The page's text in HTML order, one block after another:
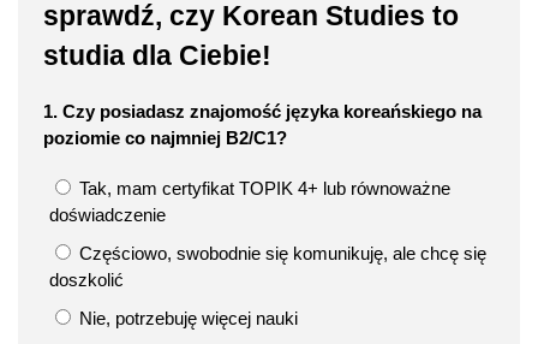
sprawdź, czy Korean Studies to
studia dla Ciebie!
1. Czy posiadasz znajomość języka koreańskiego na
poziomie co najmniej B2/C1?
Tak, mam certyfikat TOPIK 4+ lub równoważne
doświadczenie
Częściowo, swobodnie się komunikuję, ale chcę się
doszkolić
Nie, potrzebuję więcej nauki